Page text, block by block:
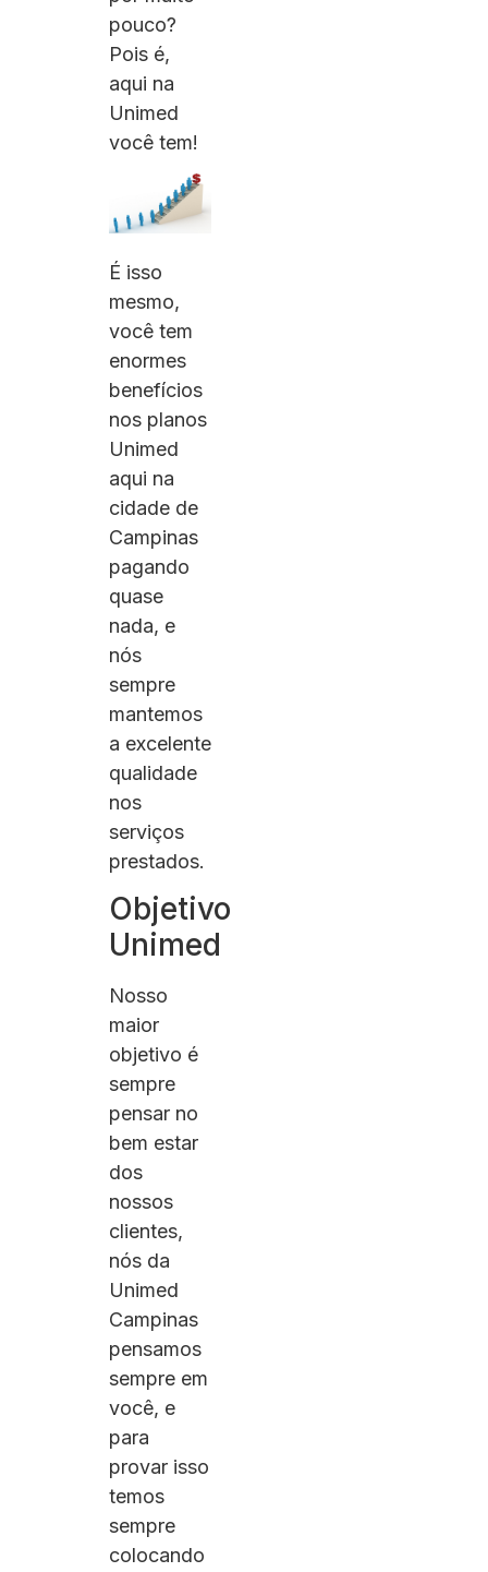
pouco?
Pois é,
aqui na
Unimed
você tem!
É isso
mesmo,
você tem
enormes
benefícios
nos planos
Unimed
aqui na
cidade de
Campinas
pagando
quase
nada, e
nós
sempre
mantemos
a excelente
qualidade
nos
serviços
prestados.
Objetivo
Unimed
Nosso
maior
objetivo é
sempre
pensar no
bem estar
dos
nossos
clientes,
nós da
Unimed
Campinas
pensamos
sempre em
você, e
para
provar isso
temos
sempre
colocando